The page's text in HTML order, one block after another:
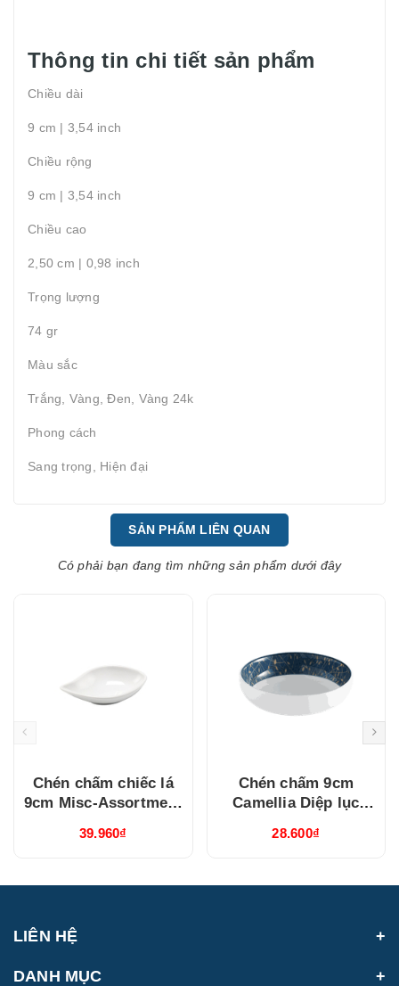
Thông tin chi tiết sản phẩm
Chiều dài
9 cm | 3,54 inch
Chiều rộng
9 cm | 3,54 inch
Chiều cao
2,50 cm | 0,98 inch
Trọng lượng
74 gr
Màu sắc
Trắng, Vàng, Đen, Vàng 24k
Phong cách
Sang trọng, Hiện đại
SẢN PHẨM LIÊN QUAN
Có phải bạn đang tìm những sản phẩm dưới đây
Chén chấm chiếc lá
9cm Misc-Assortment
(640916000)
39.960₫
Chén chấm 9cm
Camellia Diệp lục
28.600₫
LIÊN HỆ
DANH MỤC